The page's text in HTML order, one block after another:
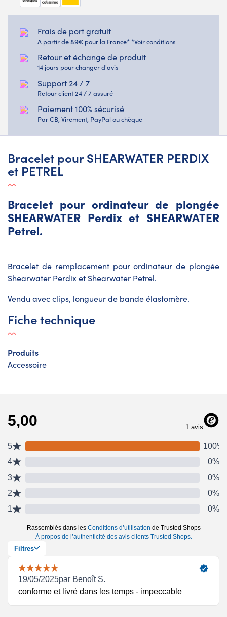
Frais de port gratuit
A partir de 89€ pour la France* *Voir conditions
Retour et échange de produit
14 jours pour changer d'avis
Support 24 / 7
Retour client 24 / 7 assuré
Paiement 100% sécurisé
Par CB, Virement, PayPal ou chèque
Bracelet pour SHEARWATER PERDIX
et PETREL
Bracelet pour ordinateur de plongée
SHEARWATER Perdix et SHEARWATER
Petrel.
Bracelet de remplacement pour ordinateur de plongée
Shearwater Perdix et Shearwater Petrel.
Vendu avec clips, longueur de bande élastomère.
Fiche technique
Produits
Accessoire